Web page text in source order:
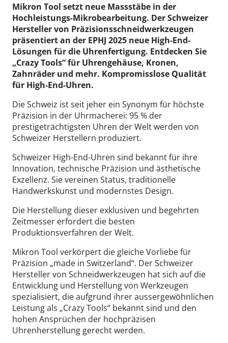
Mikron Tool setzt neue Massstäbe in der
Hochleistungs-Mikrobearbeitung. Der Schweizer
Hersteller von Präzisionsschneidwerkzeugen
präsentiert an der EPHJ 2025 neue High-End-
Lösungen für die Uhrenfertigung. Entdecken Sie
„Crazy Tools“ für Uhrengehäuse, Kronen,
Zahnräder und mehr. Kompromisslose Qualität
für High-End-Uhren.
Die Schweiz ist seit jeher ein Synonym für höchste
Präzision in der Uhrmacherei: 95 % der
prestigeträchtigsten Uhren der Welt werden von
Schweizer Herstellern produziert.
Schweizer High-End-Uhren sind bekannt für ihre
Innovation, technische Präzision und ästhetische
Exzellenz. Sie vereinen Status, traditionelle
Handwerkskunst und modernstes Design.
Die Herstellung dieser exklusiven und begehrten
Zeitmesser erfordert die besten
Produktionsverfahren der Welt.
Mikron Tool verkörpert die gleiche Vorliebe für
Präzision „made in Switzerland“. Der Schweizer
Hersteller von Schneidwerkzeugen hat sich auf die
Entwicklung und Herstellung von Werkzeugen
spezialisiert, die aufgrund ihrer aussergewöhnlichen
Leistung als „Crazy Tools“ bekannt sind und den
hohen Ansprüchen der hochpräzisen
Uhrenherstellung gerecht werden.